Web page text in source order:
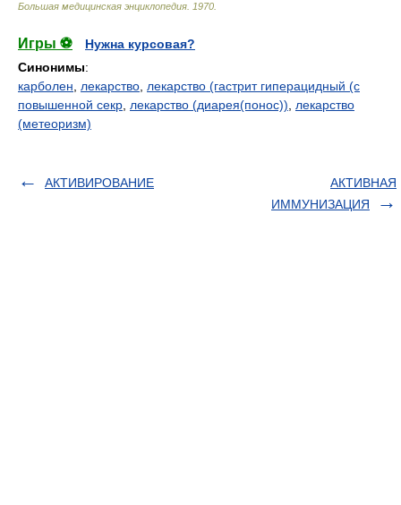
Большая медицинская энциклопедия 1970
Игры ⚽
Нужна курсовая?
Синонимы:
карболен
лекарство лекарство (гастрит гиперацидный (с
повышенной секр лекарство (диарея(понос))
лекарство
(метеоризм)
АКТИВИРОВАНИЕ
АКТИВНАЯ
ИММУНИЗАЦИЯ